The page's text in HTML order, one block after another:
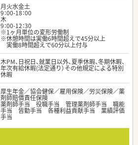
月火水金土
9：00-18：00
木
9：00-12：30
※1ヶ月単位の変形労働制
※休憩時間は実働6時間超えで45分以上
実働8時間超えで60分以上付与
木PM、日祝日、就業日以外、夏季休暇、冬期休暇、
年次有給休暇(法定通り）その他規定による特別
休暇
厚生年金／協会健保／雇用保険／労災保険／薬
剤師賠償責任保険
薬剤師手当 役職手当 管理薬剤師手当 職能
手当 皆勤手当 各種利益貢献手当 業績評価
手当